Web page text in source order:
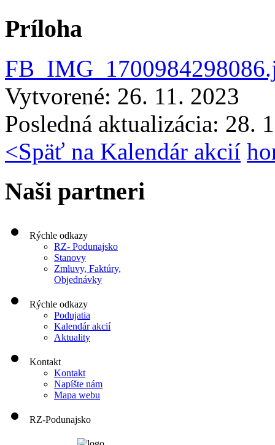
Príloha
Vytvorené: 26. 11. 2023
Posledná aktualizácia: 28.
<Späť na Kalendár akcií
Naši partneri
Rýchle odkazy
RZ- Podunajsko
Stanovy
Zmluvy, Faktúry,
Objednávky
Rýchle odkazy
Podujatia
Kalendár akcií
Aktuality
Kontakt
Kontakt
Napíšte nám
Mapa webu
RZ-Podunajsko